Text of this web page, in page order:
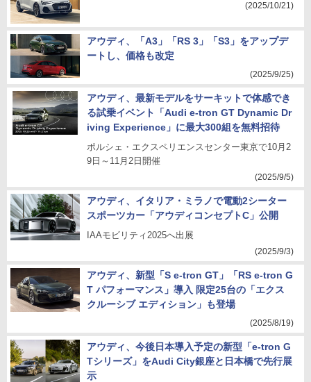
(2025/10/21)
アウディ、「A3」「RS 3」「S3」をアップデ
ートし、価格も改定
(2025/9/25)
アウディ、最新モデルをサーキットで体感でき
る試乗イベント「Audi e-tron GT Dynamic Dr
iving Experience」に最大300組を無料招待
ポルシェ・エクスペリエンスセンター東京で10月2
9日～11月2日開催
(2025/9/5)
アウディ、イタリア・ミラノで電動2シーター
スポーツカー「アウディコンセプトC」公開
IAAモビリティ2025へ出展
(2025/9/3)
アウディ、新型「S e-tron GT」「RS e-tron G
T パフォーマンス」導入 限定25台の「エクス
クルーシブ エディション」も登場
(2025/8/19)
アウディ、今後日本導入予定の新型「e-tron G
Tシリーズ」をAudi City銀座と日本橋で先行展
示